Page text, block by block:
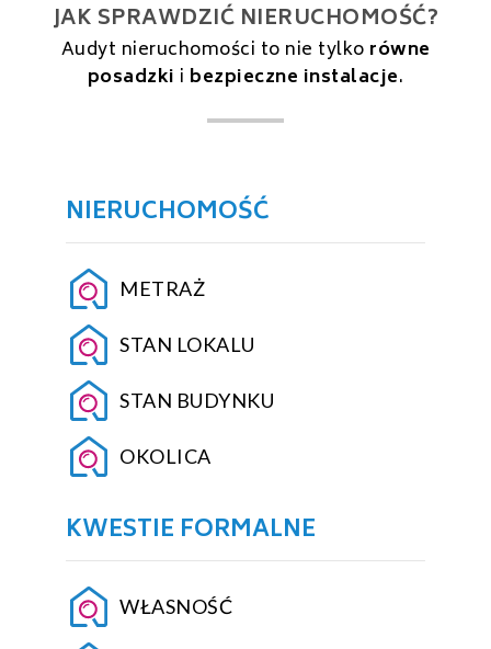
JAK SPRAWDZIĆ NIERUCHOMOŚĆ?
Audyt nieruchomości to nie tylko równe
posadzki i bezpieczne instalacje.
NIERUCHOMOŚĆ
METRAŻ
STAN LOKALU
STAN BUDYNKU
OKOLICA
KWESTIE FORMALNE
WŁASNOŚĆ